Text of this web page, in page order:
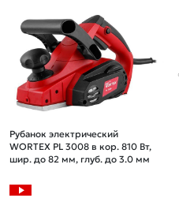
Рубанок электрический
WORTEX PL 3008 в кор. 810 Вт,
шир. до 82 мм, глуб. до 3.0 мм